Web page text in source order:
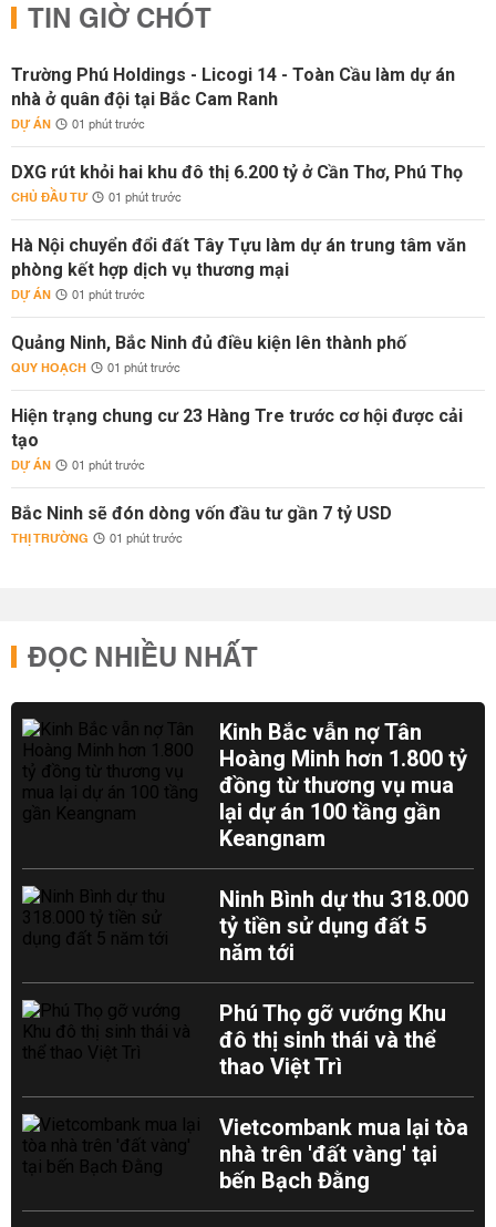
TIN GIỜ CHÓT
Trường Phú Holdings - Licogi 14 - Toàn Cầu làm dự án
nhà ở quân đội tại Bắc Cam Ranh
DỰ ÁN 01 phút trước
DXG rút khỏi hai khu đô thị 6.200 tỷ ở Cần Thơ, Phú Thọ
CHỦ ĐẦU TƯ 01 phút trước
Hà Nội chuyển đổi đất Tây Tựu làm dự án trung tâm văn
phòng kết hợp dịch vụ thương mại
DỰ ÁN 01 phút trước
Quảng Ninh, Bắc Ninh đủ điều kiện lên thành phố
QUY HOẠCH 01 phút trước
Hiện trạng chung cư 23 Hàng Tre trước cơ hội được cải
tạo
DỰ ÁN 01 phút trước
Bắc Ninh sẽ đón dòng vốn đầu tư gần 7 tỷ USD
THỊ TRƯỜNG 01 phút trước
ĐỌC NHIỀU NHẤT
Kinh Bắc vẫn nợ Tân
Hoàng Minh hơn 1.800 tỷ
đồng từ thương vụ mua
lại dự án 100 tầng gần
Keangnam
Ninh Bình dự thu 318.000
tỷ tiền sử dụng đất 5
năm tới
Phú Thọ gỡ vướng Khu
đô thị sinh thái và thể
thao Việt Trì
Vietcombank mua lại tòa
nhà trên 'đất vàng' tại
bến Bạch Đằng